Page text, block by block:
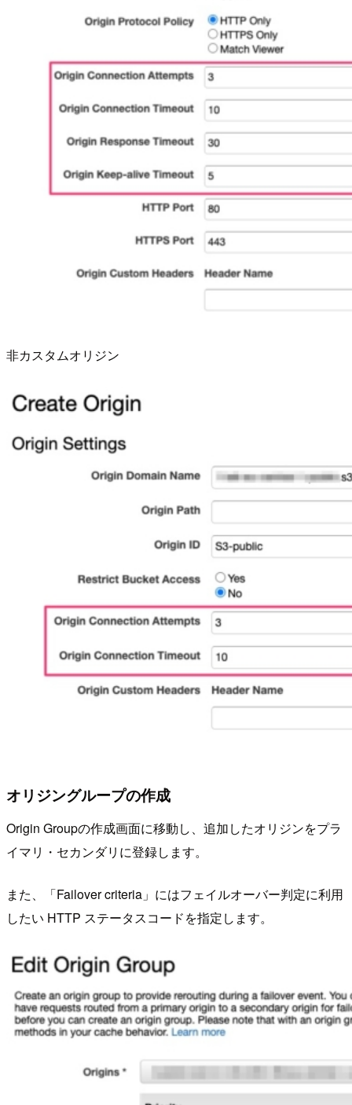
非カスタムオリジン
オリジングループの作成
Origin Groupの作成画面に移動し、追加したオリジンをプラ
イマリ・セカンダリに登録します。
また、「Failover criteria」にはフェイルオーバー判定に利用
したい HTTP ステータスコードを指定します。